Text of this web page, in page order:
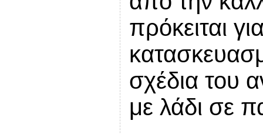
πρόκειται
σχέδια του
με λάδι σε